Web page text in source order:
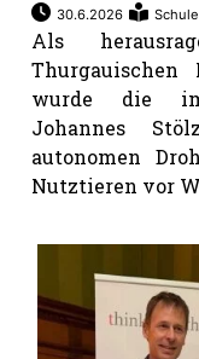
30.6.2026
Als
Thurgauischen
wurde die
Johannes
autonomen
Nutztieren vor